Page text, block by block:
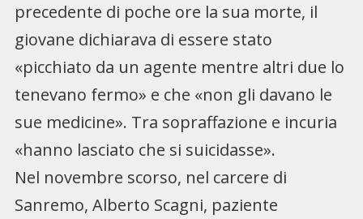
precedente di poche ore la sua morte, il
giovane dichiarava di essere stato
«picchiato da un agente mentre altri due lo
tenevano fermo» e che «non gli davano le
sue medicine». Tra sopraffazione e incuria
«hanno lasciato che si suicidasse».
Nel novembre scorso, nel carcere di
Sanremo, Alberto Scagni, paziente